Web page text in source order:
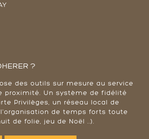
?
des outils sur mesure au service
proximité. Un système de fidélité
Privilèges, un réseau local de
de temps forts toute
de folie, jeu de Noël ..).